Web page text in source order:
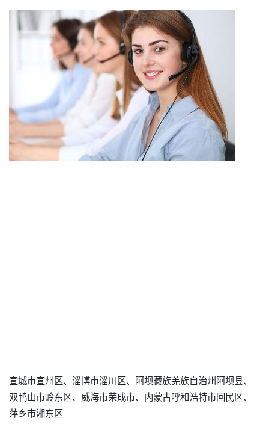
宣城市宣州区、淄博市淄川区、阿坝藏族羌族自治州阿坝县、
双鸭山市岭东区、威海市荣成市、内蒙古呼和浩特市回民区、
萍乡市湘东区